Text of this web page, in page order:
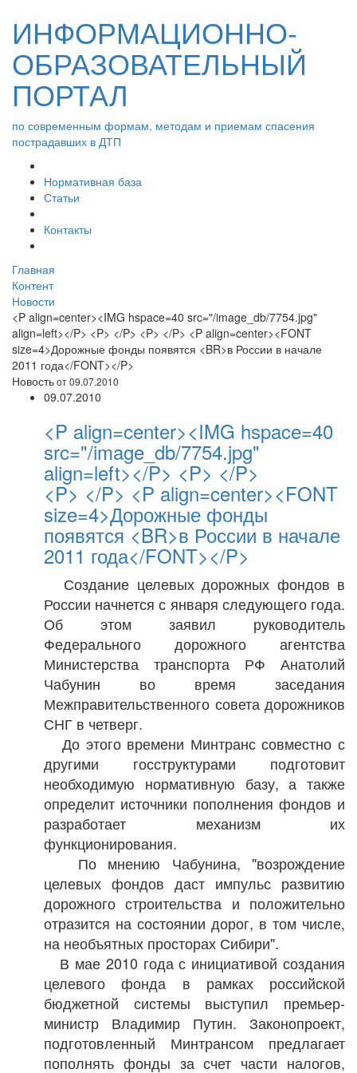
ИНФОРМАЦИОННО-
ОБРАЗОВАТЕЛЬНЫЙ
ПОРТАЛ
по современным формам, методам и приемам спасения
пострадавших в ДТП
Нормативная база
Статьи
Контакты
Главная
Контент
Новости
<P align=center><IMG hspace=40 src="/image_db/7754.jpg"
align=left></P> <P> </P> <P> </P> <P align=center><FONT
size=4>Дорожные фонды появятся <BR>в России в начале
2011 года</FONT></P>
Новостьот 09.07.2010
09.07.2010
<P align=center><IMG hspace=40
src="/image_db/7754.jpg"
align=left></P> <P> </P>
<P> </P> <P align=center><FONT
size=4>Дорожные фонды
появятся <BR>в России в начале
2011 года</FONT></P>
Создание целевых дорожных фондов в
России начнется с января следующего года.
Об этом заявил руководитель
Федерального дорожного агентства
Министерства транспорта РФ Анатолий
Чабунин во время заседания
Межправительственного совета дорожников
СНГ в четверг.
До этого времени Минтранс совместно с
другими госструктурами подготовит
необходимую нормативную базу, а также
определит источники пополнения фондов и
разработает механизм их
функционирования.
По мнению Чабунина, "возрождение
целевых фондов даст импульс развитию
дорожного строительства и положительно
отразится на состоянии дорог, в том числе,
на необъятных просторах Сибири".
В мае 2010 года с инициативой создания
целевого фонда в рамках российской
бюджетной системы выступил премьер-
министр Владимир Путин. Законопроект,
подготовленный Минтрансом предлагает
пополнять фонды за счет части налогов,